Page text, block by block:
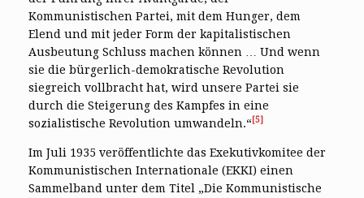
Kommunistischen Partei, mit dem Hunger, dem
Elend und mit jeder Form der kapitalistischen
Ausbeutung Schluss machen können … Und wenn
sie die bürgerlich-demokratische Revolution
siegreich vollbracht hat, wird unsere Partei sie
durch die Steigerung des Kampfes in eine
sozialistische Revolution umwandeln.“[5]
Im Juli 1935 veröffentlichte das Exekutivkomitee der
Kommunistischen Internationale (EKKI) einen
Sammelband unter dem Titel „Die Kommunistische